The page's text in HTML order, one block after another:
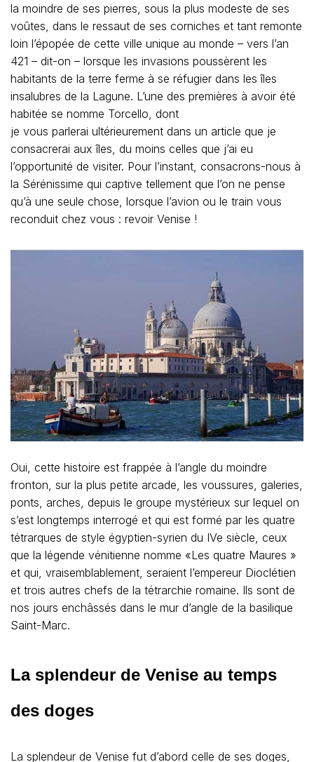
la moindre de ses pierres, sous la plus modeste de ses
voûtes, dans le ressaut de ses corniches et tant remonte
loin l’épopée de cette ville unique au monde – vers l’an
421 – dit-on – lorsque les invasions poussèrent les
habitants de la terre ferme à se réfugier dans les îles
insalubres de la Lagune. L’une des premières à avoir été
habitée se nomme Torcello, dont
je vous parlerai ultérieurement dans un article que je
consacrerai aux îles, du moins celles que j’ai eu
l’opportunité de visiter. Pour l’instant, consacrons-nous à
la Sérénissime qui captive tellement que l’on ne pense
qu’à une seule chose, lorsque l’avion ou le train vous
reconduit chez vous : revoir Venise !
Oui, cette histoire est frappée à l’angle du moindre
fronton, sur la plus petite arcade, les voussures, galeries,
ponts, arches, depuis le groupe mystérieux sur lequel on
s’est longtemps interrogé et qui est formé par les quatre
tétrarques de style égyptien-syrien du IVe siècle, ceux
que la légende vénitienne nomme «Les quatre Maures »
et qui, vraisemblablement, seraient l’empereur Dioclétien
et trois autres chefs de la tétrarchie romaine. Ils sont de
nos jours enchâssés dans le mur d’angle de la basilique
Saint-Marc.
La splendeur de Venise au temps
des doges
La splendeur de Venise fut d’abord celle de ses doges,